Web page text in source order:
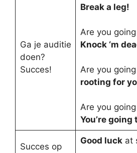
Ga je auditie
doen?
Succes!
Break a leg!
Are you
Knock ‘m
Are you
rooting for
Are you
You’re
Succes op
Good luckat